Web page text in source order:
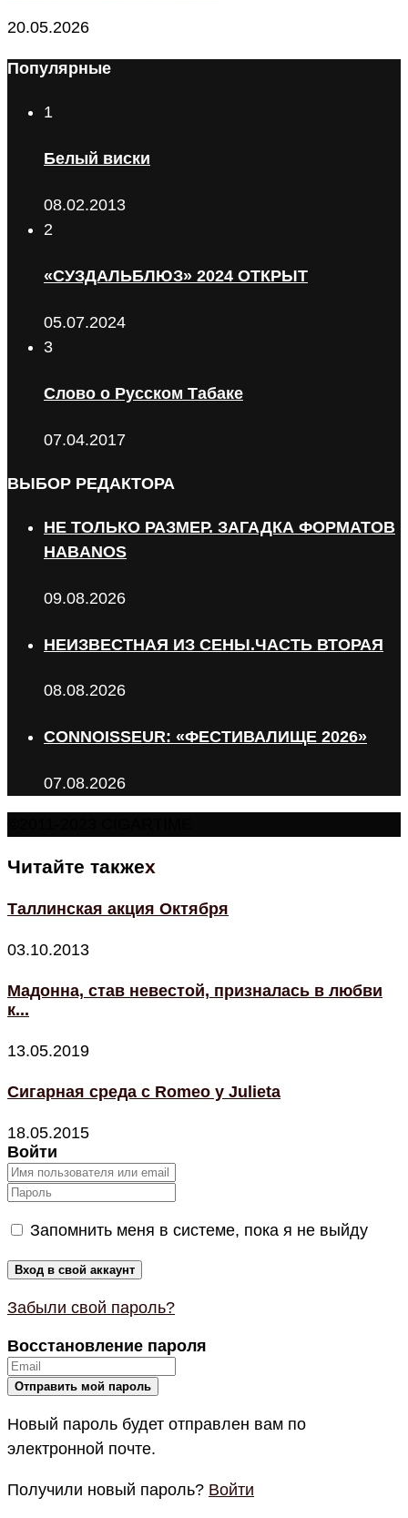
20.05.2026
Популярные
1
Белый виски
08.02.2013
2
«СУЗДАЛЬБЛЮЗ» 2024 ОТКРЫТ
05.07.2024
3
Слово о Русском Табаке
07.04.2017
ВЫБОР РЕДАКТОРА
НЕ ТОЛЬКО РАЗМЕР. ЗАГАДКА ФОРМАТОВ
HABANOS
09.08.2026
НЕИЗВЕСТНАЯ ИЗ СЕНЫ.ЧАСТЬ ВТОРАЯ
08.08.2026
CONNOISSEUR: «ФЕСТИВАЛИЩЕ 2026»
07.08.2026
Читайте такжеx
Таллинская акция Октября
03.10.2013
Мадонна, став невестой, призналась в любви
к...
13.05.2019
Сигарная среда с Romeo y Julieta
18.05.2015
Войти
Запомнить меня в системе, пока я не выйду
Забыли свой пароль?
Восстановление пароля
Новый пароль будет отправлен вам по
электронной почте.
Получили новый пароль? Войти